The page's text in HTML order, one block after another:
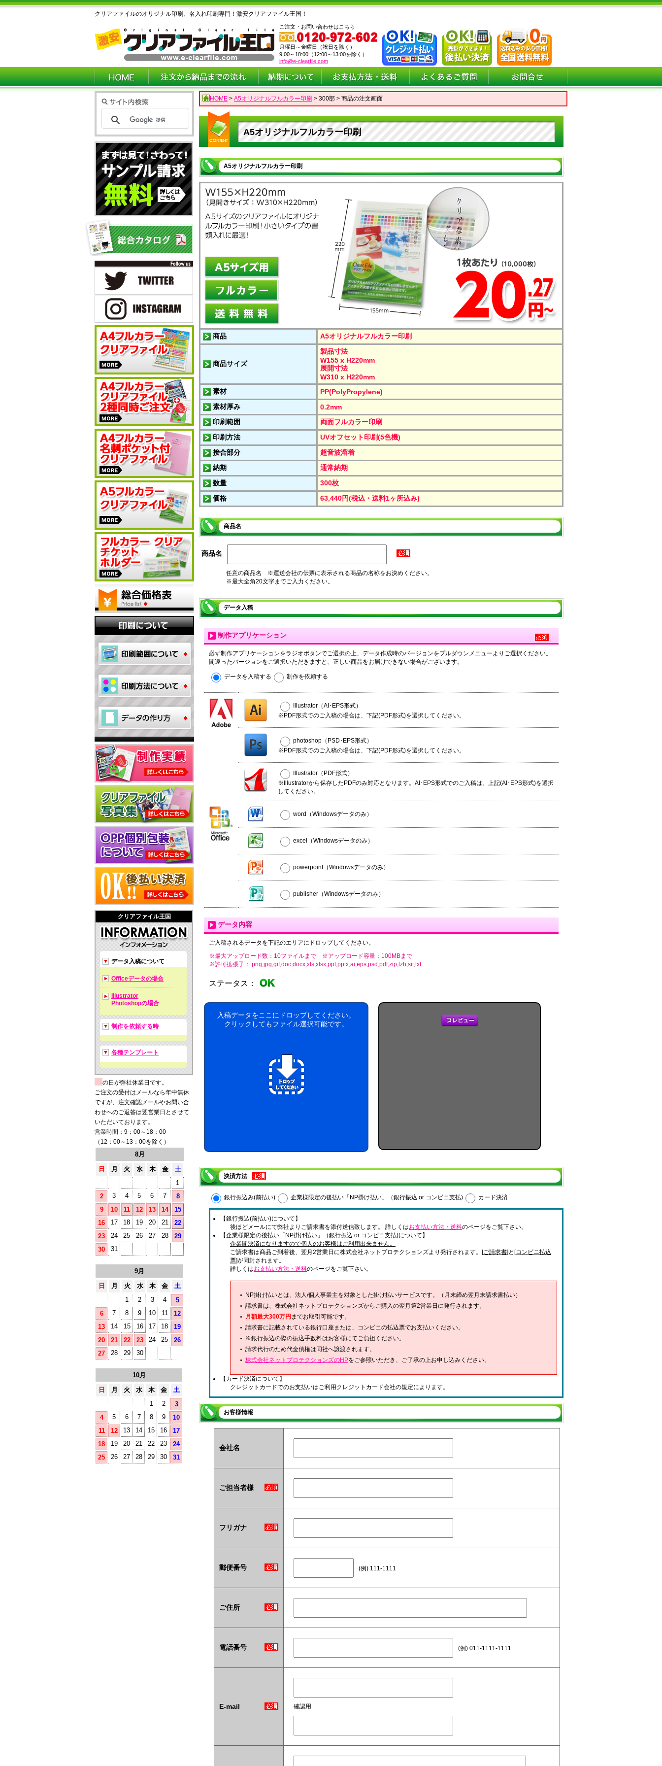
クリアファイルのオリジナル印刷、名入れ印刷専門！激安クリアファイル王国！
ご注文・お問い合わせはこちら
月曜日～金曜日（祝日を除く）
9:00～18:00（12:00～13:00を除く）
info@e-clearfile.com
クリアファイル王国
データ入稿について
Officeデータの場合
Illustrator
Photoshopの場合
制作を依頼する時
各種テンプレート
の日が弊社休業日です。
ご注文の受付はメールなら年中無休
ですが、注文確認メールやお問い合
わせへのご返答は翌営業日とさせて
いただいております。
営業時間：9：00～18：00
（12：00～13：00を除く）
8月
日
月 火 水 木 金
土
1
2
3 4 5 6 7
8
9
10 11 12 13 14
15
16
17 18 19 20 21
22
23
24 25 26 27 28
29
30
31
9月
日
月 火 水 木 金
土
1
2 3 4
5
6
7 8 9 10 11
12
13
14 15 16 17 18
19
20
21 22 23 24 25
26
27
28 29 30
10月
日
月 火 水 木 金
土
1
2
3
4
5 6 7 8 9
10
11
12 13 14 15 16
17
18
19 20 21 22 23
24
25
26 27 28 29 30 31
HOME > A5オリジナルフルカラー印刷 > 300部 > 商品の注文画面
A5オリジナルフルカラー印刷
A5オリジナルフルカラー印刷
商品 A5オリジナルフルカラー印刷
商品サイズ
製品寸法
W155 x H220mm
展開寸法
W310 x H220mm
素材
PP(PolyPropylene)
素材厚み
0.2mm
印刷範囲
両面フルカラー印刷
印刷方法
UVオフセット印刷(5色機)
接合部分
超音波溶着
納期
通常納期
数量
300枚
価格
63,440円(税込・送料1ヶ所込み)
商品名
商品名
任意の商品名 ※運送会社の伝票に表示される商品の名称をお決めください。
※最大全角20文字までご入力ください。
データ入稿
制作アプリケーション
必ず制作アプリケーションをラジオボタンでご選択の上、データ作成時のバージョンをプルダウンメニューよりご選択ください。
間違ったバージョンをご選択いただきますと、正しい商品をお届けできない場合がございます。
データを入稿する 制作を依頼する
Illustrator（AI･EPS形式）
※PDF形式でのご入稿の場合は、下記(PDF形式)を選択してください。
photoshop（PSD･EPS形式）
※PDF形式でのご入稿の場合は、下記(PDF形式)を選択してください。
Illustrator（PDF形式）
※Illustratorから保存したPDFのみ対応となります。AI･EPS形式でのご入稿は、上記(AI･EPS形式)を選択
してください。
word（Windowsデータのみ）
excel（Windowsデータのみ）
powerpoint（Windowsデータのみ）
publisher（Windowsデータのみ）
データ内容
ご入稿されるデータを下記のエリアにドロップしてください。
※最大アップロード数：10ファイルまで ※アップロード容量：100MBまで
※許可拡張子： png,jpg,gif,doc,docx,xls,xlsx,ppt,pptx,ai,eps,psd,pdf,zip,lzh,sit,txt
ステータス：
入稿データをここにドロップしてください。
クリックしてもファイル選択可能です。
決済方法
銀行振込み(前払い) 企業様限定の後払い「NP掛け払い」（銀行振込 or コンビニ支払) カード決済
【銀行振込(前払い)について】
後ほどメールにて弊社よりご請求書を添付送信致します。 詳しくはお支払い方法・送料のページをご覧下さい。
【企業様限定の後払い「NP掛け払い」（銀行振込 or コンビニ支払)について】
企業間決済になりますので個人のお客様はご利用出来ません。
ご請求書は商品ご到着後、翌月2営業日に株式会社ネットプロテクションズより発行されます。[ご請求書]と[コンビニ払込
票]が同封されます。
詳しくはお支払い方法・送料のページをご覧下さい。
NP掛け払いとは、法人/個人事業主を対象とした掛け払いサービスです。（月末締め翌月末請求書払い）
請求書は、株式会社ネットプロテクションズからご購入の翌月第2営業日に発行されます。
月額最大300万円 までお取引可能です。
請求書に記載されている銀行口座または、コンビニの払込票でお支払いください。
※銀行振込の際の振込手数料はお客様にてご負担ください。
請求代行のため代金債権は同社へ譲渡されます。
株式会社ネットプロテクションズのHPをご参照いただき、ご了承の上お申し込みください。
【カード決済について】
クレジットカードでのお支払いはご利用クレジットカード会社の規定によります。
お客様情報
会社名
ご担当者様
フリガナ
郵便番号 (例) 111-1111
ご住所
電話番号 (例) 011-1111-1111
E-mail 確認用